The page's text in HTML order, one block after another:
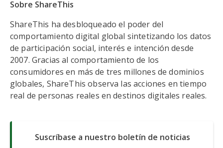
Sobre ShareThis
ShareThis ha desbloqueado el poder del
comportamiento digital global sintetizando los datos
de participación social, interés e intención desde
2007. Gracias al comportamiento de los
consumidores en más de tres millones de dominios
globales, ShareThis observa las acciones en tiempo
real de personas reales en destinos digitales reales.
Suscríbase a nuestro boletín de noticias